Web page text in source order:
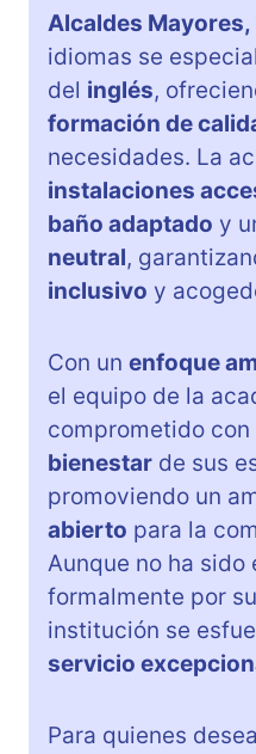
Alcaldes Mayores,
idiomas se
del inglés,
formación de
necesidades. La
instalaciones
baño adaptado y
neutral,
inclusivo y
Con un enfoque
el equipo de la
comprometido con
bienestar de sus
promoviendo un
abierto para la
Aunque no ha sido
formalmente por
institución se
servicio
Para quienes